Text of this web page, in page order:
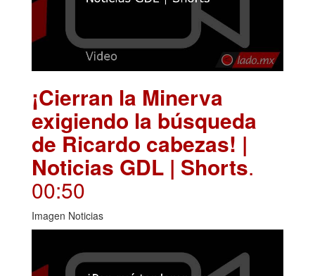
¡Cierran la Minerva
exigiendo la búsqueda
de Ricardo cabezas! |
Noticias GDL | Shorts.
00:50
Imagen Noticias